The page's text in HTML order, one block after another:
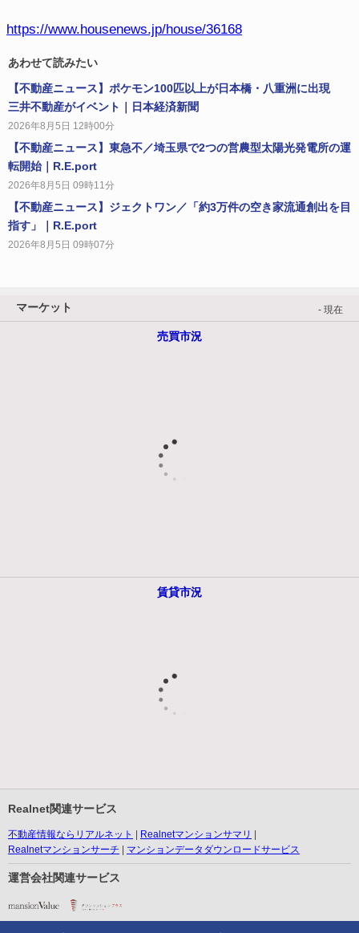
https://www.housenews.jp/house/36168
あわせて読みたい
【不動産ニュース】ポケモン100匹以上が日本橋・八重洲に出現
三井不動産がイベント｜日本経済新聞
2026年8月5日 12時00分
【不動産ニュース】東急不／埼玉県で2つの営農型太陽光発電所の運
転開始｜R.E.port
2026年8月5日 09時11分
【不動産ニュース】ジェクトワン／「約3万件の空き家流通創出を目
指す」｜R.E.port
2026年8月5日 09時07分
マーケット - 現在
売買市況
賃貸市況
Realnet関連サービス
不動産情報ならリアルネット
Realnetマンションサマリ
Realnetマンションサーチ
マンションデータダウンロードサービス
運営会社関連サービス